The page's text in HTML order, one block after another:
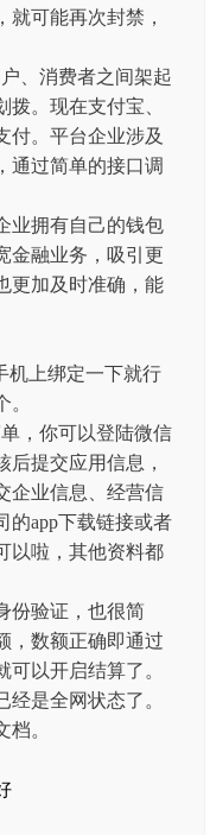
就可能再次封禁，
、消费者之间架起
。现在支付宝、
付。平台企业涉及
通过简单的接口调
业拥有自己的钱包
金融业务，吸引更
更加及时准确，能
机上绑定一下就行
，你可以登陆微信
提交应用信息，
企业信息、经营信
的app下载链接或者
以啦，其他资料都
份验证，也很简
，数额正确即通过
以开启结算了。
是全网状态了。
。